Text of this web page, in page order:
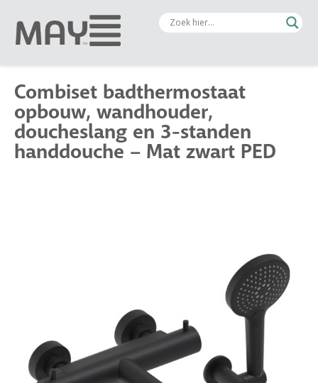
Combiset badthermostaat
opbouw, wandhouder,
doucheslang en 3-standen
handdouche – Mat zwart PED